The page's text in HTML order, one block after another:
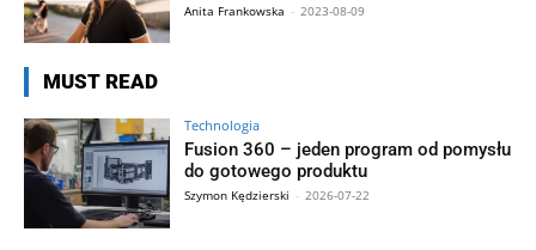
Anita Frankowska - 2023-08-09
MUST READ
Technologia
Fusion 360 – jeden program od pomysłu
do gotowego produktu
Szymon Kędzierski - 2026-07-22